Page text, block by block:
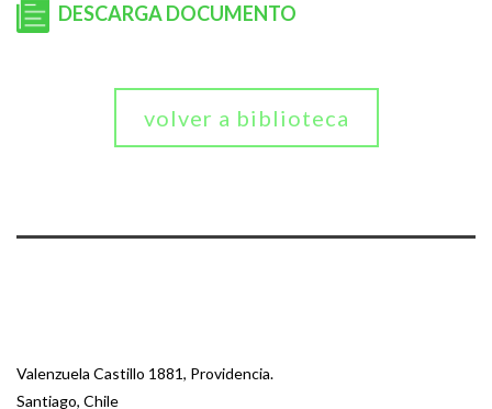
DESCARGA DOCUMENTO
volver a biblioteca
Valenzuela Castillo 1881, Providencia.
Santiago, Chile